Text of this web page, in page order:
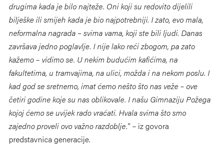
drugima kada je bilo najteže. Oni koji su redovito dijelili
bilješke ili smijeh kada je bio najpotrebniji. I zato, evo mala,
neformalna nagrada – svima vama, koji ste bili ljudi. Danas
završava jedno poglavlje. I nije lako reći zbogom, pa zato
kažemo – vidimo se. U nekim budućim kafićima, na
fakultetima, u tramvajima, na ulici, možda i na nekom poslu. I
kad god se sretnemo, imat ćemo nešto što nas veže – ove
četiri godine koje su nas oblikovale. I našu Gimnaziju Požega
kojoj ćemo se uvijek rado vraćati. Hvala svima što smo
zajedno proveli ovo važno razdoblje.” – iz govora
predstavnica generacije.